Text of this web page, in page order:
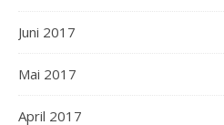
Juni 2017
Mai 2017
April 2017